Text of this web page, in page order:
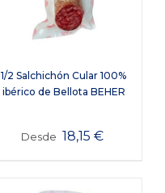
1/2 Salchichón Cular 100%
ibérico de Bellota BEHER
Desde 18,15 €